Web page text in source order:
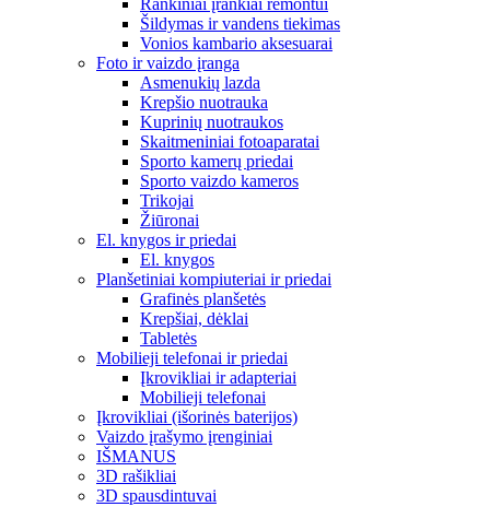
Rankiniai įrankiai remontui
Šildymas ir vandens tiekimas
Vonios kambario aksesuarai
Foto ir vaizdo įranga
Asmenukių lazda
Krepšio nuotrauka
Kuprinių nuotraukos
Skaitmeniniai fotoaparatai
Sporto kamerų priedai
Sporto vaizdo kameros
Trikojai
Žiūronai
El. knygos ir priedai
El. knygos
Planšetiniai kompiuteriai ir priedai
Grafinės planšetės
Krepšiai, dėklai
Tabletės
Mobilieji telefonai ir priedai
Įkrovikliai ir adapteriai
Mobilieji telefonai
Įkrovikliai (išorinės baterijos)
Vaizdo įrašymo įrenginiai
IŠMANUS
3D rašikliai
3D spausdintuvai